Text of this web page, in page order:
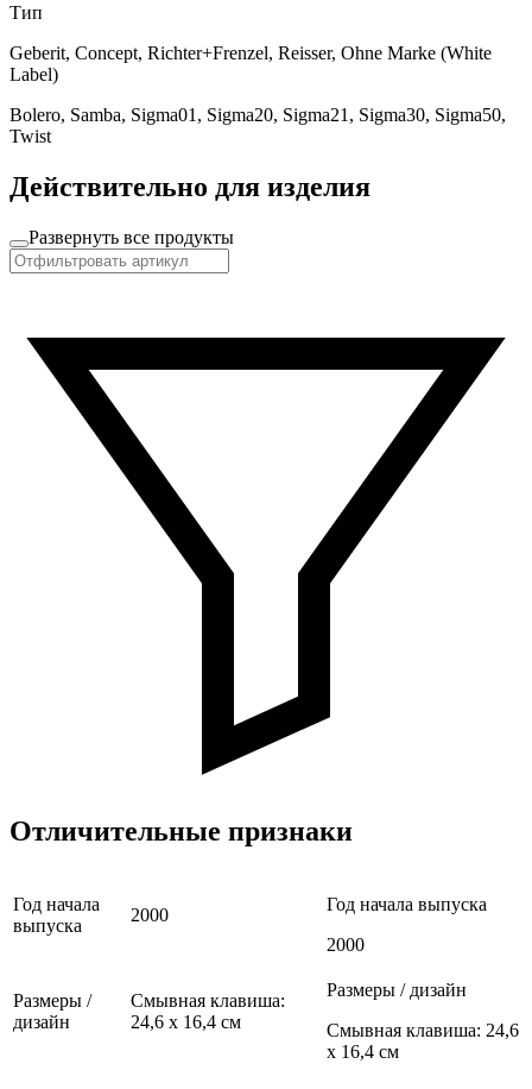
Тип
Geberit, Concept, Richter+Frenzel, Reisser, Ohne Marke (White
Label)
Bolero, Samba, Sigma01, Sigma20, Sigma21, Sigma30, Sigma50,
Twist
Действительно для изделия
Развернуть все продукты
Отличительные признаки
Год начала
выпуска
2000
Год начала выпуска
2000
Размеры /
дизайн
Смывная клавиша:
24,6 x 16,4 см
Размеры / дизайн
Смывная клавиша: 24,6
x 16,4 см